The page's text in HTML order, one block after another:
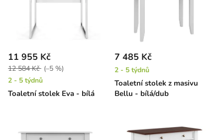
Toaletní stolek Eva - bílá
11 955 Kč
12 584 Kč (–5 %)
2 - 5 týdnů
Toaletní stolek z masivu
Bellu - bílá/dub
7 485 Kč
2 - 5 týdnů